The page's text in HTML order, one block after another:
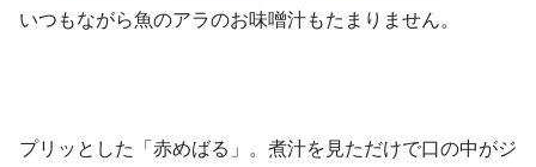
いつもながら魚のアラのお味噌汁もたまりません。
プリッとした「赤めばる」。煮汁を見ただけで口の中がジ